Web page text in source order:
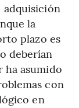
adquisición
la
plazo es
deberían
asumido
con
en